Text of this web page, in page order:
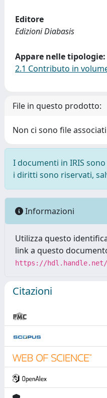
Editore
Edizioni Diabasis
Appare nelle tipologie:
2.1 Contributo in
File in questo prodotto:
Non ci sono file
I documenti in IRIS
i diritti sono riservati,
Informazioni
Utilizza questo
link a questo
https://hdl.handle.net/
Citazioni